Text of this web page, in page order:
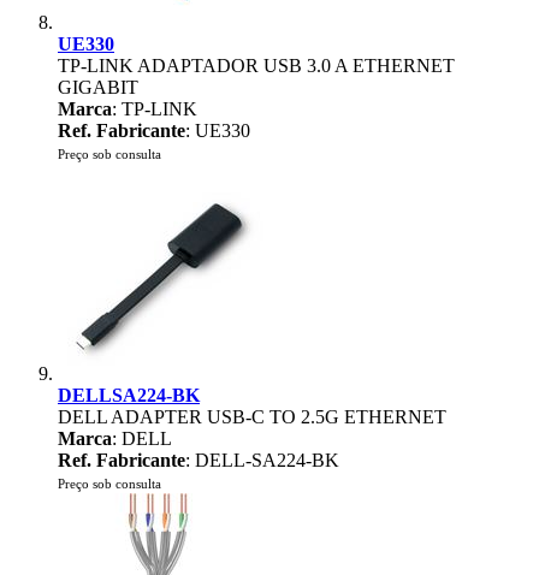
UE330
TP-LINK ADAPTADOR USB 3.0 A ETHERNET
GIGABIT
Marca: TP-LINK
Ref. Fabricante: UE330
Preço sob consulta
DELLSA224-BK
DELL ADAPTER USB-C TO 2.5G ETHERNET
Marca: DELL
Ref. Fabricante: DELL-SA224-BK
Preço sob consulta